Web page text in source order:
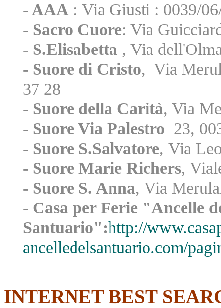
- AAA : Via Giusti : 0039/
- Sacro Cuore: Via
- S.Elisabetta , Via
- Suore di Cristo, Via
37 28
- Suore della Carità, Via
- Suore Via Palestro 23,
- Suore S.Salvatore, Via
- Suore Marie Richers,
- Suore S. Anna, Via
- Casa per Ferie "Ancelle
Santuario":http://
ancelledelsantuario.com/
INTERNET BEST